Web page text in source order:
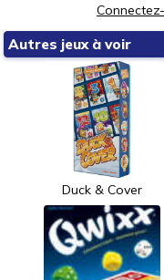
Autres jeux à voir
Duck & Cover